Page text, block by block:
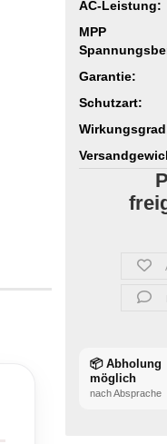
AC-Leistung:
MPP
Garantie:
Schutzart:
📦 Abholung
möglich
nach Absprache